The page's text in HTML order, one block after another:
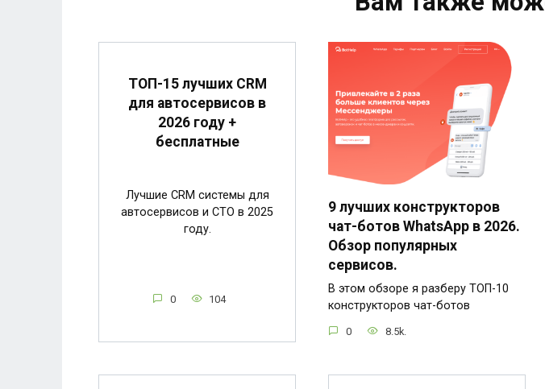
ТОП-15 лучших CRM
для автосервисов в
2026 году +
бесплатные
Лучшие CRM системы для
автосервисов и СТО в 2025
году.
0 104
9 лучших конструкторов
чат-ботов WhatsApp в 2026.
Обзор популярных
сервисов.
В этом обзоре я разберу ТОП-10
конструкторов чат-ботов
0 8.5k.